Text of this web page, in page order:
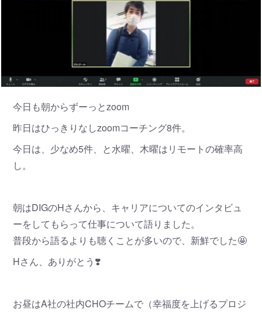
今日も朝からずーっとzoom
昨日はひっきりなしzoomコーチング8件。
今日は、少なめ5件、と水曜、木曜はリモートの確率高
し。
朝はDIGのHさんから、キャリアについてのインタビュ
ーをしてもらって仕事について語りました。
普段から語るよりも聴くことが多いので、新鮮でした🤩
Hさん、ありがとう❣️
お昼はA社の社内CHOチームで（幸福度を上げるプロジ